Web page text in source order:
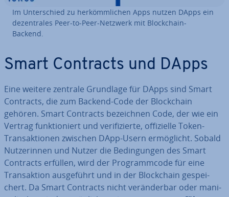
Im Un­ter­schied zu her­kömm­li­chen Apps nutzen DApps ein
de­zen­tra­les Peer-to-Peer-Netzwerk mit Block­chain-
Backend.
Smart Contracts und DApps
Eine weitere zentrale Grundlage für DApps sind Smart
Contracts, die zum Backend-Code der Block­chain
gehören. Smart Contracts be­zeich­nen Code, der wie ein
Vertrag funk­tio­niert und ve­ri­fi­zier­te, of­fi­zi­el­le Token-
Trans­ak­tio­nen zwischen DApp-Usern er­mög­licht. Sobald
Nut­ze­rin­nen und Nutzer die Be­din­gun­gen des Smart
Contracts erfüllen, wird der Pro­gramm­code für eine
Trans­ak­ti­on aus­ge­führt und in der Block­chain ge­spei­
chert. Da Smart Contracts nicht ver­än­der­bar oder ma­ni­